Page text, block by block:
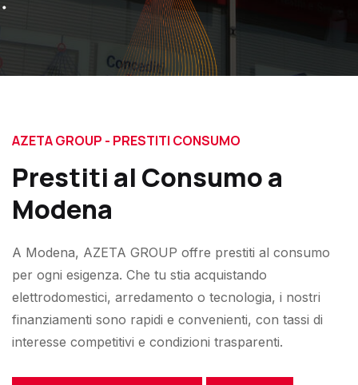
AZETA GROUP - PRESTITI CONSUMO
Prestiti al Consumo a
Modena
A Modena, AZETA GROUP offre prestiti al consumo
per ogni esigenza. Che tu stia acquistando
elettrodomestici, arredamento o tecnologia, i nostri
finanziamenti sono rapidi e convenienti, con tassi di
interesse competitivi e condizioni trasparenti.